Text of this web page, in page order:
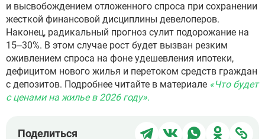
и высвобождением отложенного спроса при сохранении
жесткой финансовой дисциплины девелоперов.
Наконец, радикальный прогноз сулит подорожание на
15–30%. В этом случае рост будет вызван резким
оживлением спроса на фоне удешевления ипотеки,
дефицитом нового жилья и перетоком средств граждан
с депозитов. Подробнее читайте в материале «Что будет
с ценами на жилье в 2026 году».
Поделиться
Поделиться
ПоделитьсяПоделиться